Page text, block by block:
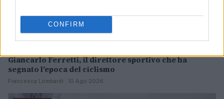
CONFIRM
Giancarlo Ferretti, il direttore sportivo che ha
segnato l’epoca del ciclismo
Francesca Lombardi · 10 Ago 2026